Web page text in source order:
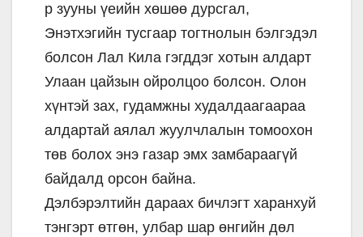
р зууны үеийн хөшөө дурсгал,
Энэтхэгийн тусгаар тогтнолын бэлгэдэл
болсон Лал Кила гэгддэг хотын алдарт
Улаан цайзын ойролцоо болсон. Олон
хүнтэй зах, гудамжны худалдаагаараа
алдартай аялал жуулчлалын томоохон
төв болох энэ газар эмх замбараагүй
байдалд орсон байна.
Дэлбэрэлтийн дараах бичлэгт харанхуй
тэнгэрт өтгөн, улбар шар өнгийн дөл